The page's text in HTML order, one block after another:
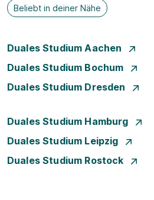
Beliebt in deiner Nähe
Duales Studium Aachen
Duales Studium Bochum
Duales Studium Dresden
Duales Studium Hamburg
Duales Studium Leipzig
Duales Studium Rostock